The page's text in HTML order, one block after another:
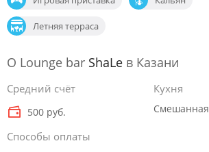
Летняя терраса
О Lounge bar ShaLe в Казани
Средний счёт
500 руб.
Способы оплаты
Кухня
Смешанная